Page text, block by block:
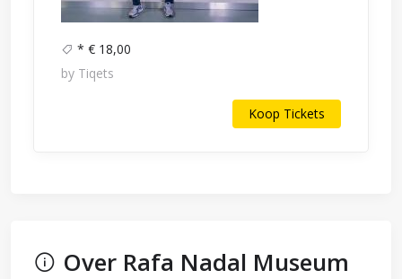
* € 18,00
by Tiqets
Koop Tickets
Over Rafa Nadal Museum